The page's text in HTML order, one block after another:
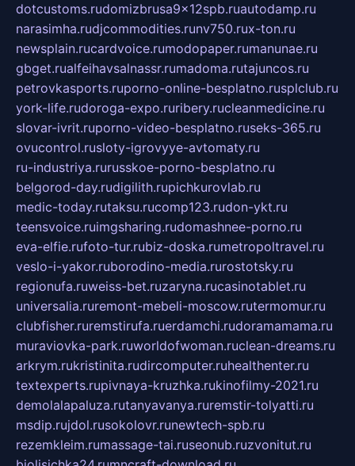
dotcustoms.rudomizbrusa9x12spb.ruautodamp.ru
narasimha.rudjcommodities.runv750.rux-ton.ru
newsplain.rucardvoice.rumodopaper.rumanunae.ru
gbget.rualfeihavsalnassr.rumadoma.rutajuncos.ru
petrovkasports.ruporno-online-besplatno.rusplclub.ru
york-life.rudoroga-expo.ruribery.rucleanmedicine.ru
slovar-ivrit.ruporno-video-besplatno.ruseks-365.ru
ovucontrol.rusloty-igrovyye-avtomaty.ru
ru-industriya.rurusskoe-porno-besplatno.ru
belgorod-day.rudigilith.rupichkurovlab.ru
medic-today.rutaksu.rucomp123.rudon-ykt.ru
teensvoice.ruimgsharing.rudomashnee-porno.ru
eva-elfie.rufoto-tur.rubiz-doska.rumetropoltravel.ru
veslo-i-yakor.ruborodino-media.rurostotsky.ru
regionufa.ruweiss-bet.ruzaryna.rucasinotablet.ru
universalia.ruremont-mebeli-moscow.rutermomur.ru
clubfisher.ruremstirufa.ruerdamchi.rudoramamama.ru
muraviovka-park.ruworldofwoman.ruclean-dreams.ru
arkrym.rukristinita.rudircomputer.ruhealthenter.ru
textexperts.rupivnaya-kruzhka.rukinofilmy-2021.ru
demolalapaluza.rutanyavanya.ruremstir-tolyatti.ru
msdip.rujdol.rusokolovr.runewtech-spb.ru
rezemkleim.rumassage-tai.ruseonub.ruzvonitut.ru